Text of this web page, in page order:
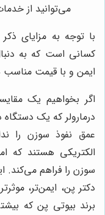
می‌توانید از
با توجه به مزایای
کسانی است که به
ایمن و با قیمت
اگر بخواهیم یک
درمارولر که یک
عمق نفوذ سوزن را
الکتریکی هستند که
سوزن را فراهم می‌کند.
دکتر پن، ایمن‌تر،
برند بیوتی پن که